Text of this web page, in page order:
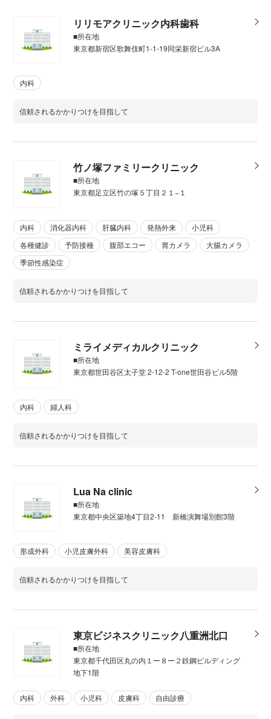
リリモアクリニック内科歯科
■所在地
東京都新宿区歌舞伎町1-1-19同栄新宿ビル3A
内科
信頼されるかかりつけを目指して
竹ノ塚ファミリークリニック
■所在地
東京都足立区竹の塚５丁目２１−１
内科 消化器内科 肝臓内科 発熱外来
小児科
各種健診
予防接種 腹部エコー 胃カメラ
大腸カメラ
季節性感染症
信頼されるかかりつけを目指して
ミライメディカルクリニック
■所在地
東京都世田谷区太子堂 2-12-2 T-one世田谷ビル5階
内科 婦人科
信頼されるかかりつけを目指して
Lua Na clinic
■所在地
東京都中央区築地4丁目2-11 新橋演舞場別館3階
形成外科 小児皮膚外科 美容皮膚科
信頼されるかかりつけを目指して
東京ビジネスクリニック八重洲北口
■所在地
東京都千代田区丸の内１ー８ー２鉄鋼ビルディング
地下1階
内科 外科 小児科 皮膚科 自由診療